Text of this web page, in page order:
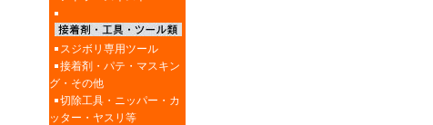
スジボリ専用ツール
接着剤・パテ・マスキン
グ・その他
切除工具・ニッパー・カ
ッター・ヤスリ等